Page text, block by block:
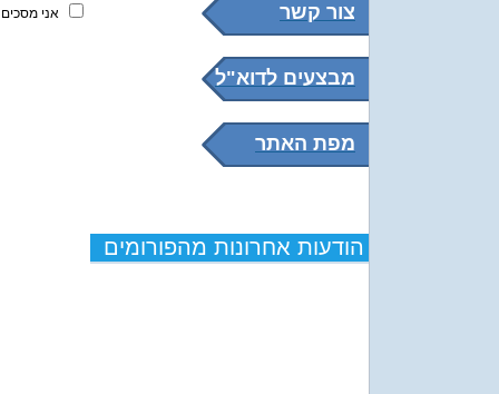
צור קשר
מבצעים לדוא"ל
מפת האתר
הודעות אחרונות מהפורומים
אני